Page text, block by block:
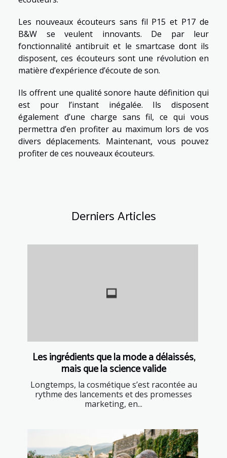
Les nouveaux écouteurs sans fil P15 et P17 de
B&W se veulent innovants. De par leur
fonctionnalité antibruit et le smartcase dont ils
disposent, ces écouteurs sont une révolution en
matière d’expérience d’écoute de son.
Ils offrent une qualité sonore haute définition qui
est pour l’instant inégalée. Ils disposent
également d’une charge sans fil, ce qui vous
permettra d’en profiter au maximum lors de vos
divers déplacements. Maintenant, vous pouvez
profiter de ces nouveaux écouteurs.
Derniers Articles
Les ingrédients que la mode a délaissés,
mais que la science valide
Longtemps, la cosmétique s’est racontée au
rythme des lancements et des promesses
marketing, en...